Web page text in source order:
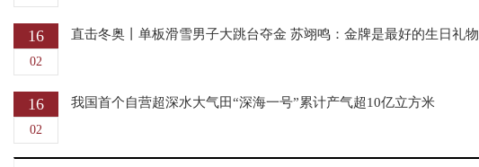
16
02
直击冬奥丨单板滑雪男子大跳台夺金 苏翊鸣：金牌是最好的生日礼物
16
02
我国首个自营超深水大气田“深海一号”累计产气超10亿立方米